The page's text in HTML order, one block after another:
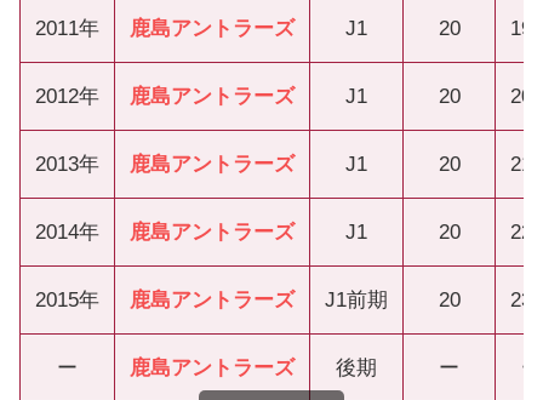
2011年 鹿島アントラーズ J1 20 19
2012年 鹿島アントラーズ J1 20 20
2013年 鹿島アントラーズ J1 20 21
2014年 鹿島アントラーズ J1 20 22
2015年 鹿島アントラーズ J1前期 20 23
ー 鹿島アントラーズ 後期 ー ー